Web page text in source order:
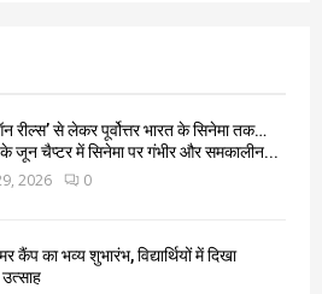
रील्स’ से लेकर पूर्वोत्तर भारत के सिनेमा तक…
जून चैप्टर में सिनेमा पर गंभीर और समकालीन...
2026 0
कैंप का भव्य शुभारंभ, विद्यार्थियों में दिखा